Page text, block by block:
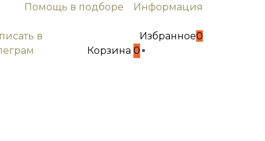
Помощь в подборе Информация
в
Избранное0
Корзина 0